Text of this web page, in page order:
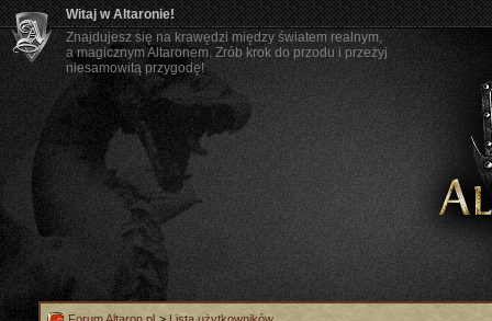
Witaj w Altaronie!
Znajdujesz się na krawędzi między światem realnym,
a magicznym Altaronem. Zrób krok do przodu i przeżyj
niesamowitą przygodę!